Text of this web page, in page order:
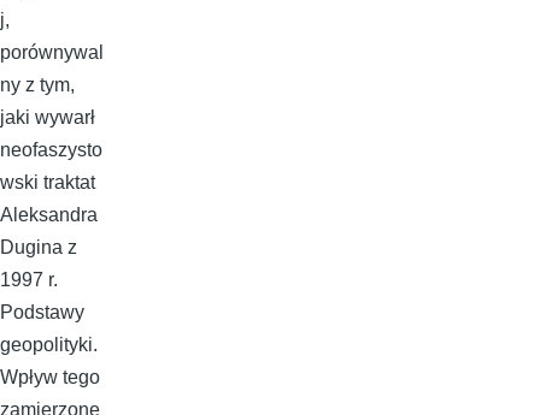
j,
porównywal
ny z tym,
jaki wywarł
neofaszysto
wski traktat
Aleksandra
Dugina z
1997 r.
Podstawy
geopolityki.
Wpływ tego
zamierzone